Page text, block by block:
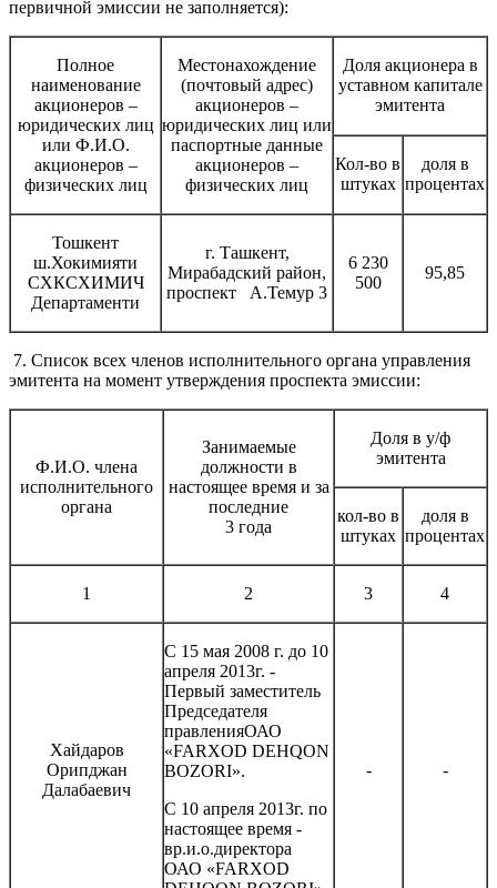
первичной эмиссии не заполняется):
Полное
наименование
акционеров –
юридических лиц
или Ф.И.О.
акционеров –
физических лиц
Местонахождение
(почтовый адрес)
акционеров –
юридических лиц или
паспортные данные
акционеров –
физических лиц
Доля акционера в
уставном капитале
эмитента
Кол-во в
штуках
доля в
процентах
Тошкент
ш.Хокимияти
СХКСХИМИЧ
Департаменти
г. Ташкент,
Мирабадский район,
проспект А.Темур 3
6 230
500
95,85
7. Список всех членов исполнительного органа управления
эмитента на момент утверждения проспекта эмиссии:
Ф.И.О. члена
исполнительного
органа
Занимаемые
должности в
настоящее время и за
последние
3 года
Доля в у/ф
эмитента
кол-во в
штуках
доля в
процентах
1 2 3 4
Хайдаров
Орипджан
Далабаевич
С 15 мая 2008 г. до 10
апреля 2013г. -
Первый заместитель
Председателя
правленияОАО
«FARXOD DEHQON
BOZORI».
С 10 апреля 2013г. по
настоящее время -
вр.и.о.директора
ОАО «FARXOD
- -